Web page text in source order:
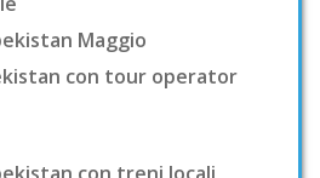
Maggio
con tour operator